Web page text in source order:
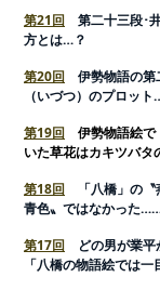
第21回
第二十三段･
方とは…？
第20回
伊勢物語の
（いづつ）のプロット
第19回
伊勢物語絵で
いた草花はカキツバ
第18回
「八橋」の
青色〟ではなかった
第17回
どの男が業
「八橋の物語絵では